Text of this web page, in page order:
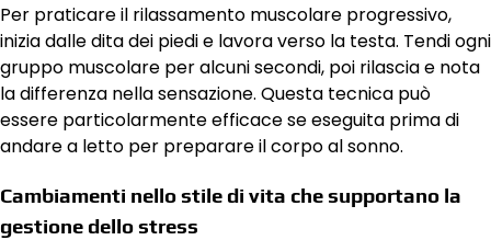
Per praticare il rilassamento muscolare progressivo,
inizia dalle dita dei piedi e lavora verso la testa. Tendi ogni
gruppo muscolare per alcuni secondi, poi rilascia e nota
la differenza nella sensazione. Questa tecnica può
essere particolarmente efficace se eseguita prima di
andare a letto per preparare il corpo al sonno.
Cambiamenti nello stile di vita che supportano la
gestione dello stress